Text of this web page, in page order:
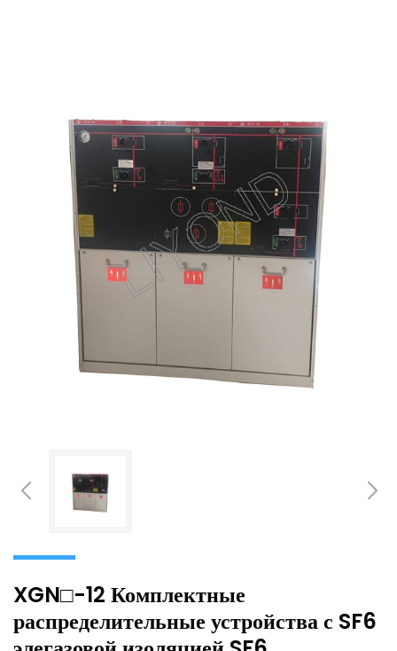
XGN□-12 Комплектные
распределительные устройства с SF6